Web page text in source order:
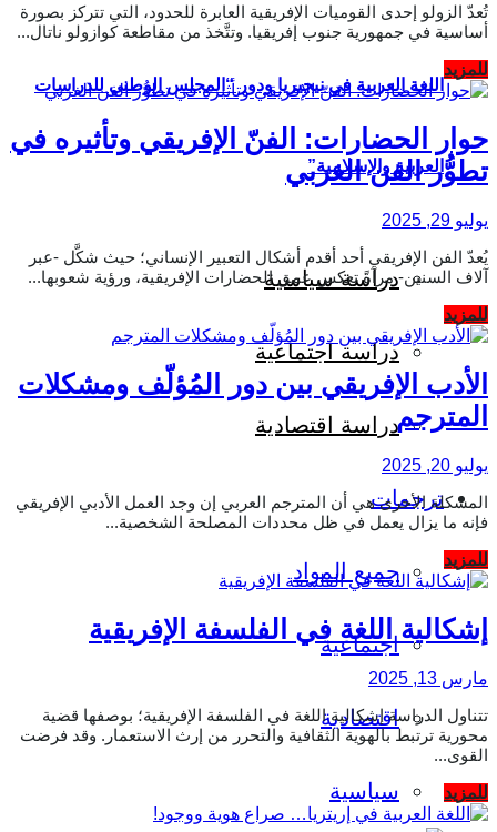
اللغة العربية في نيجيريا ودور “المجلس الوطني للدراسات
العربية والإسلامية”
دراسة سياسية
دراسة اجتماعية
دراسة اقتصادية
ترجمات
جميع المواد
اجتماعية
اقتصادية
سياسية
تُعدّ الزولو إحدى القوميات الإفريقية العابرة للحدود، التي تتركز بصورة
أساسية في جمهورية جنوب إفريقيا. وتتَّخذ من مقاطعة كوازولو ناتال...
للمزيدDetails
حوار الحضارات: الفنّ الإفريقي وتأثيره في
تطوُّر الفن الغربي
يوليو 29, 2025
يُعدّ الفن الإفريقي أحد أقدم أشكال التعبير الإنساني؛ حيث شكَّل -عبر
آلاف السنين- مرآةً تعكس عمق الحضارات الإفريقية، ورؤية شعوبها...
للمزيدDetails
الأدب الإفريقي بين دور المُؤلّف ومشكلات
المترجم
يوليو 20, 2025
المشكلة الأخرى هي أن المترجم العربي إن وجد العمل الأدبي الإفريقي
فإنه ما يزال يعمل في ظل محددات المصلحة الشخصية...
للمزيدDetails
إشكالية اللغة في الفلسفة الإفريقية
مارس 13, 2025
تتناول الدراسة إشكالية اللغة في الفلسفة الإفريقية؛ بوصفها قضية
محورية ترتبط بالهوية الثقافية والتحرر من إرث الاستعمار. وقد فرضت
القوى...
للمزيدDetails